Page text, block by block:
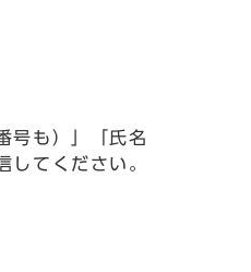
号も）」「氏名
してください。